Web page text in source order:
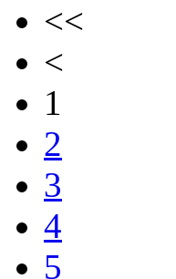
<<
<
1
2
3
4
5